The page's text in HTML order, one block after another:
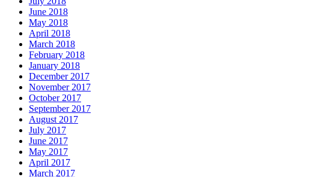
June 2018
May 2018
April 2018
March 2018
February 2018
January 2018
December 2017
November 2017
October 2017
September 2017
August 2017
July 2017
June 2017
May 2017
April 2017
March 2017